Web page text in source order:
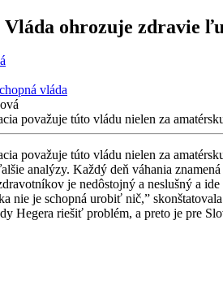
Vláda ohrozuje zdravie
vláda
považuje túto vládu nielen za
považuje túto vládu nielen za
analýzy. Každý deň váhania
je nedôstojný a neslušný a
nie je schopná urobiť nič,”
Hegera riešiť problém, a preto je pre